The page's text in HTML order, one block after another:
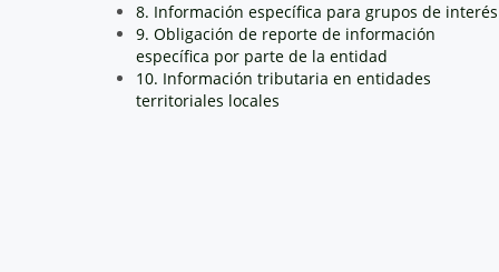
8. Información específica para grupos de interés
9. Obligación de reporte de información
específica por parte de la entidad
10. Información tributaria en entidades
territoriales locales